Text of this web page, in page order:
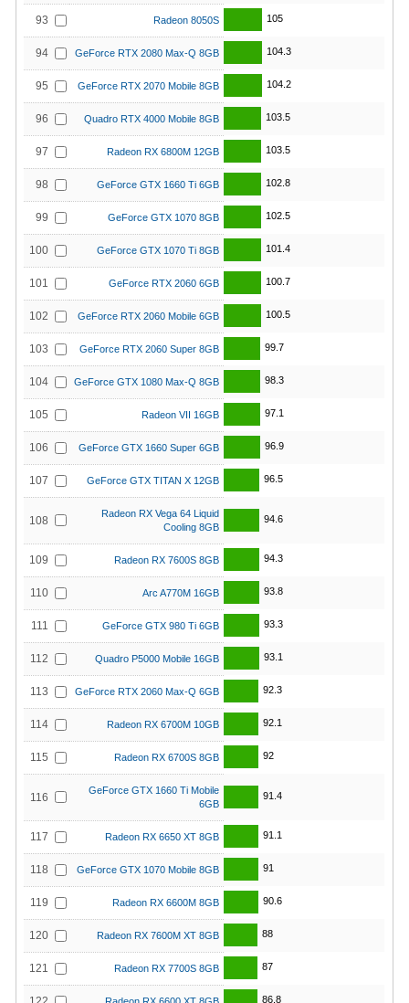
93 Radeon 8050S 105
94 GeForce RTX 2080 Max-Q 8GB 104.3
95 GeForce RTX 2070 Mobile 8GB 104.2
96 Quadro RTX 4000 Mobile 8GB 103.5
97 Radeon RX 6800M 12GB 103.5
98 GeForce GTX 1660 Ti 6GB 102.8
99 GeForce GTX 1070 8GB 102.5
100 GeForce GTX 1070 Ti 8GB 101.4
101 GeForce RTX 2060 6GB 100.7
102 GeForce RTX 2060 Mobile 6GB 100.5
103 GeForce RTX 2060 Super 8GB 99.7
104 GeForce GTX 1080 Max-Q 8GB 98.3
105 Radeon VII 16GB 97.1
106 GeForce GTX 1660 Super 6GB 96.9
107 GeForce GTX TITAN X 12GB 96.5
108
Radeon RX Vega 64 Liquid
Cooling 8GB
94.6
109 Radeon RX 7600S 8GB 94.3
110 Arc A770M 16GB 93.8
111 GeForce GTX 980 Ti 6GB 93.3
112 Quadro P5000 Mobile 16GB 93.1
113 GeForce RTX 2060 Max-Q 6GB 92.3
114 Radeon RX 6700M 10GB 92.1
115 Radeon RX 6700S 8GB 92
116
GeForce GTX 1660 Ti Mobile
6GB
91.4
117 Radeon RX 6650 XT 8GB 91.1
118 GeForce GTX 1070 Mobile 8GB 91
119 Radeon RX 6600M 8GB 90.6
120 Radeon RX 7600M XT 8GB 88
121 Radeon RX 7700S 8GB 87
86.8